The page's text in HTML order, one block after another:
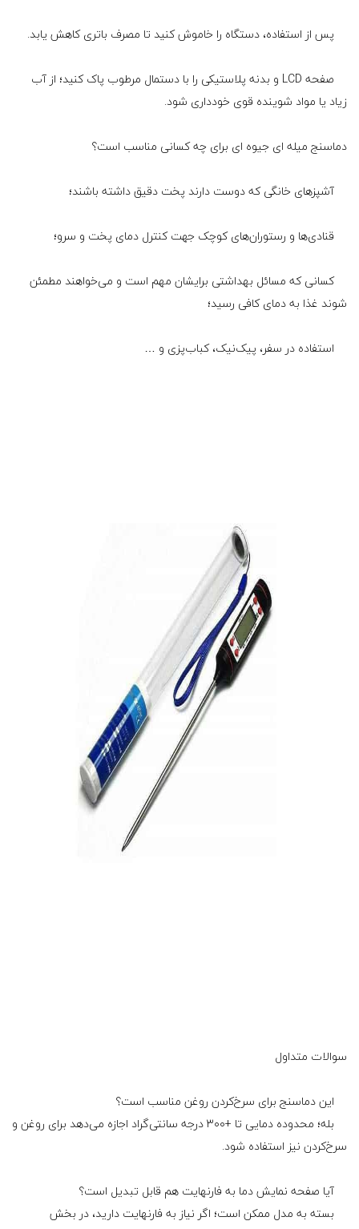
پس از استفاده، دستگاه را خاموش کنید تا مصرف باتری کاهش یابد.
صفحه LCD و بدنه پلاستیکی را با دستمال مرطوب پاک کنید؛ از آب
زیاد یا مواد شوینده قوی خودداری شود.
دماسنج میله ای جیوه ای برای چه کسانی مناسب است؟
آشپزهای خانگی که دوست دارند پخت دقیق داشته باشند؛
قنادی‌ها و رستوران‌های کوچک جهت کنترل دمای پخت و سرو؛
کسانی که مسائل بهداشتی برایشان مهم است و می‌خواهند مطمئن
شوند غذا به دمای کافی رسید؛
استفاده در سفر، پیک‌نیک، کباب‌پزی و …
سوالات متداول
این دماسنج برای سرخ‌کردن روغن مناسب است؟
بله؛ محدوده دمایی تا +۳۰۰ درجه سانتی‌گراد اجازه می‌دهد برای روغن و
سرخ‌کردن نیز استفاده شود.
آیا صفحه نمایش دما به فارنهایت هم قابل تبدیل است؟
بسته به مدل ممکن است؛ اگر نیاز به فارنهایت دارید، در بخش